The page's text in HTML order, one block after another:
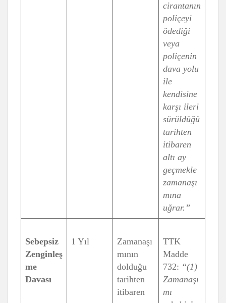
cirantanın
poliçeyi
ödediği
veya
poliçenin
dava yolu
ile
kendisine
karşı ileri
sürüldüğü
tarihten
itibaren
altı ay
geçmekle
zamanaşı
mına
uğrar.”
Sebepsiz
Zenginleş
me
Davası
1 Yıl
Zamanaşı
mının
dolduğu
tarihten
itibaren
TTK
Madde
732: “(1)
Zamanaşı
mı